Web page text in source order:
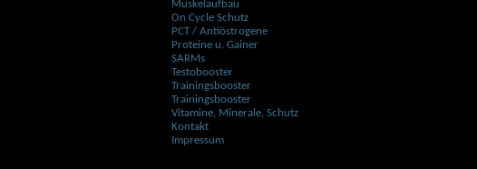
Muskelaufbau
On Cycle Schutz
PCT / Antiöstrogene
Proteine u. Gainer
SARMs
Testobooster
Trainingsbooster
Trainingsbooster
Vitamine, Minerale, Schutz
Kontakt
Impressum